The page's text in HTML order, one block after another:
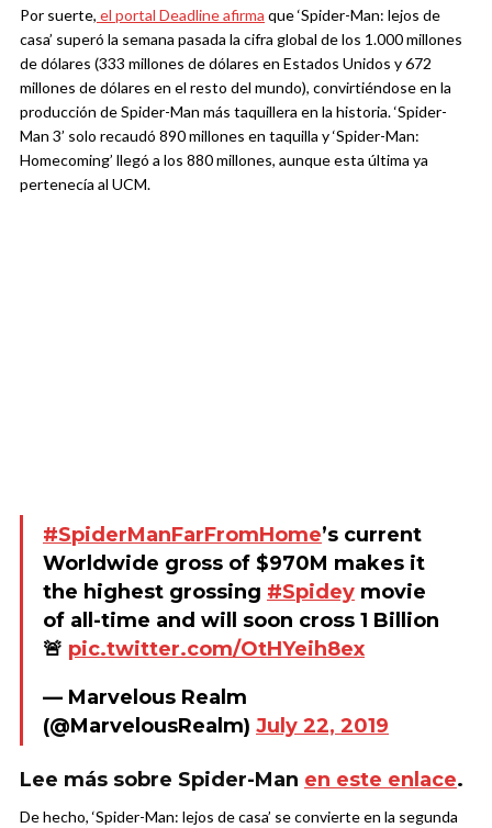
Por suerte, el portal Deadline afirma que ‘Spider-Man: lejos de
casa’ superó la semana pasada la cifra global de los 1.000 millones
de dólares (333 millones de dólares en Estados Unidos y 672
millones de dólares en el resto del mundo), convirtiéndose en la
producción de Spider-Man más taquillera en la historia. ‘Spider-
Man 3’ solo recaudó 890 millones en taquilla y ‘Spider-Man:
Homecoming’ llegó a los 880 millones, aunque esta última ya
pertenecía al UCM.
#SpiderManFarFromHome’s current
Worldwide gross of $970M makes it
the highest grossing #Spidey movie
of all-time and will soon cross 1 Billion
🚨 pic.twitter.com/OtHYeih8ex
— Marvelous Realm
(@MarvelousRealm) July 22, 2019
Lee más sobre Spider-Man en este enlace.
De hecho, ‘Spider-Man: lejos de casa’ se convierte en la segunda